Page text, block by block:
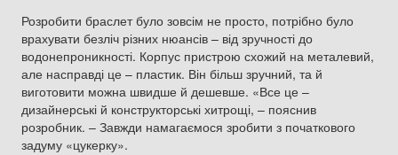
Розробити браслет було зовсім не просто, потрібно було
врахувати безліч різних нюансів – від зручності до
водонепроникності. Корпус пристрою схожий на металевий,
але насправді це – пластик. Він більш зручний, та й
виготовити можна швидше й дешевше. «Все це –
дизайнерські й конструкторські хитрощі, – пояснив
розробник. – Завжди намагаємося зробити з початкового
задуму «цукерку».